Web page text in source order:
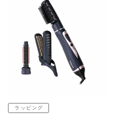
ラッピング